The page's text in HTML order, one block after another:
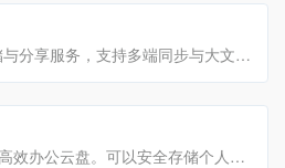
安全高速的云存储与分享服务，支持多端同步与大文件传输。
360AI云盘是智能高效办公云盘。可以安全存储个人数据、实现多端同步、自动备份、在线编辑文档进行高效办公，可跨[…]